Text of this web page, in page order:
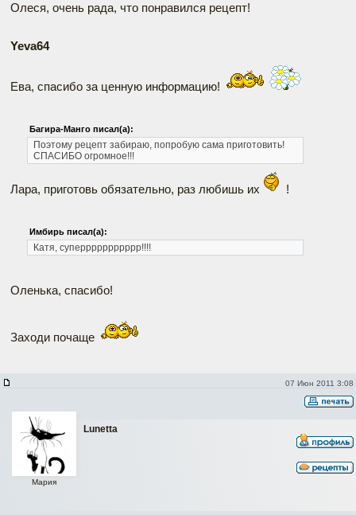
Олеся, очень рада, что понравился рецепт!
Yeva64
Ева, спасибо за ценную информацию!
Багира-Манго писал(а):
Поэтому рецепт забираю, попробую сама приготовить!
СПАСИБО огромное!!!
Лара, приготовь обязательно, раз любишь их !
Имбирь писал(а):
Катя, суперрррррррррр!!!!
Оленька, спасибо!
Заходи почаще
07 Июн 2011 3:08
Lunetta
Мария